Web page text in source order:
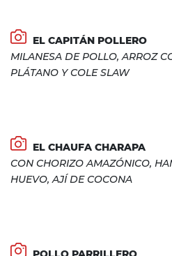
EL CAPITÁN POLLERO
MILANESA DE POLLO, ARROZ
PLÁTANO Y COLE SLAW
EL CHAUFA CHARAPA
CON CHORIZO AMAZÓNICO,
HUEVO, AJÍ DE COCONA